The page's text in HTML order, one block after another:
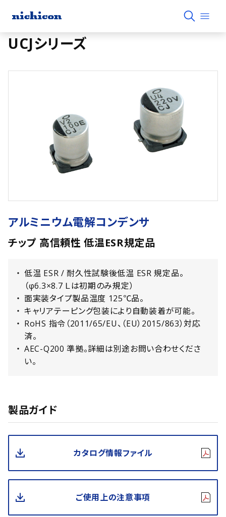
UCJシリーズ
アルミニウム電解コンデンサ
チップ 高信頼性 低温ESR規定品
低温 ESR / 耐久性試験後低温 ESR 規定品。
（φ6.3×8.7 Ｌは初期のみ規定）
面実装タイプ製品温度 125℃品。
キャリアテーピング包装により自動装着が可能。
RoHS 指令（2011/65/EU、（EU）2015/863）対応
済。
AEC-Q200 準拠。詳細は別途お問い合わせくださ
い。
製品ガイド
カタログ情報ファイル
ご使用上の注意事項